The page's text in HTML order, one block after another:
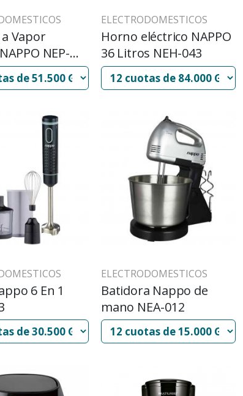
Vapor
NEP-
ELECTRODOMESTICOS
Horno eléctrico NAPPO
36 Litros NEH-043
6 En 1
ELECTRODOMESTICOS
Batidora Nappo de
mano NEA-012